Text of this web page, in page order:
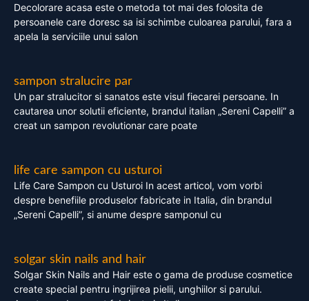
Decolorare acasa este o metoda tot mai des folosita de
persoanele care doresc sa isi schimbe culoarea parului, fara a
apela la serviciile unui salon
sampon stralucire par
Un par stralucitor si sanatos este visul fiecarei persoane. In
cautarea unor solutii eficiente, brandul italian „Sereni Capelli” a
creat un sampon revolutionar care poate
life care sampon cu usturoi
Life Care Sampon cu Usturoi In acest articol, vom vorbi
despre benefiile produselor fabricate in Italia, din brandul
„Sereni Capelli”, si anume despre samponul cu
solgar skin nails and hair
Solgar Skin Nails and Hair este o gama de produse cosmetice
create special pentru ingrijirea pielii, unghiilor si parului.